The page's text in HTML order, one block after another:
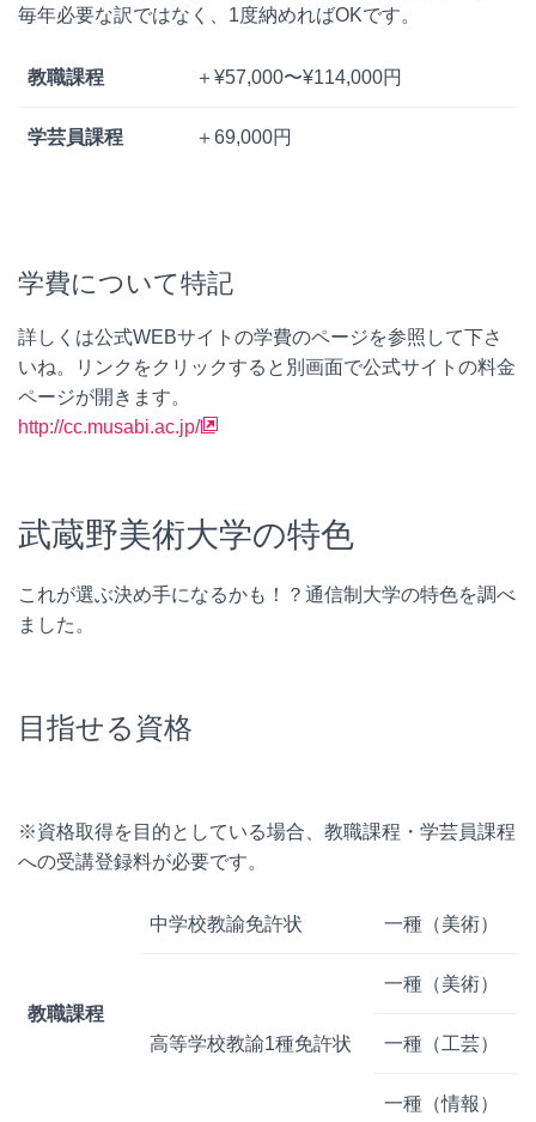
毎年必要な訳ではなく、1度納めればOKです。
教職課程 ＋¥57,000〜¥114,000円
学芸員課程 ＋69,000円
学費について特記
詳しくは公式WEBサイトの学費のページを参照して下さ
いね。リンクをクリックすると別画面で公式サイトの料金
ページが開きます。
http://cc.musabi.ac.jp/
武蔵野美術大学の特色
これが選ぶ決め手になるかも！？通信制大学の特色を調べ
ました。
目指せる資格
※資格取得を目的としている場合、教職課程・学芸員課程
への受講登録料が必要です。
教職課程
中学校教諭免許状 一種（美術）
高等学校教諭1種免許状
一種（美術）
一種（工芸）
一種（情報）